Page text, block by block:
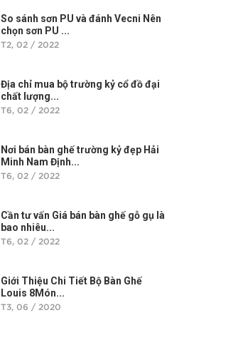
So sánh sơn PU và đánh Vecni Nên
chọn sơn PU ...
T2, 02 / 2022
Địa chỉ mua bộ trường kỷ cổ đồ đại
chất lượng...
T6, 02 / 2022
Nơi bán bàn ghế trường kỷ đẹp Hải
Minh Nam Định...
T6, 02 / 2022
Cần tư vấn Giá bán bàn ghế gỗ gụ là
bao nhiêu...
T6, 02 / 2022
Giới Thiệu Chi Tiết Bộ Bàn Ghế
Louis 8Món...
T3, 06 / 2020